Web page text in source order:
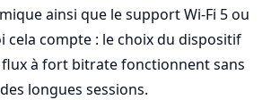
ainsi que le support Wi-Fi 5 ou
cela compte : le choix du dispositif
à fort bitrate fonctionnent sans
longues sessions.